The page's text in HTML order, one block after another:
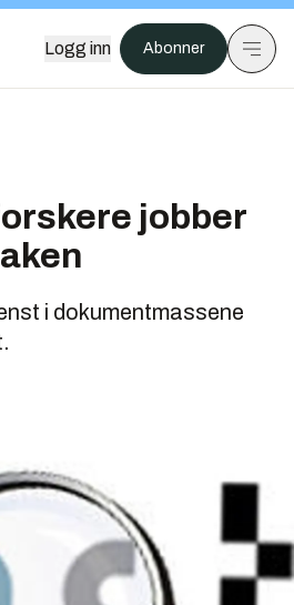
Logg inn Abonner
jobber
i dokumentmassene